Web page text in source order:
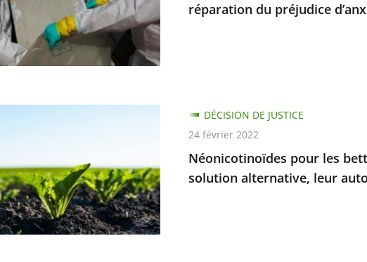
réparation du préjudice
Néonicotinoïdes pour les
solution alternative, leur
DÉCISION DE JUSTICE
24 février 2022